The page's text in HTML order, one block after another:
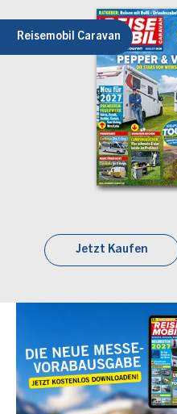
Reisemobil Caravan
Jetzt Kaufen